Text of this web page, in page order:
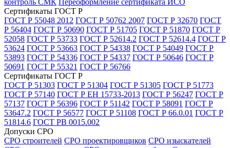
контроль СМК Переоформление сертификата ИСО
Сертификаты ГОСТ Р
ГОСТ Р 55048 2012 ГОСТ Р 50762 2007 ГОСТ Р 32670 ГОСТ
Р 56404 ГОСТ Р 50690 ГОСТ Р 51705 ГОСТ Р 51870 ГОСТ Р
52058 ГОСТ Р 53733 ГОСТ Р 52614.2 ГОСТ Р 52614.4 ГОСТ Р
53624 ГОСТ Р 53663 ГОСТ Р 54338 ГОСТ Р 54049 ГОСТ Р
53893 ГОСТ Р 54336 ГОСТ Р 54337 ГОСТ Р 50646 ГОСТ Р
50691 ГОСТ Р 55321 ГОСТ Р 56766
Сертификаты ГОСТ Р
ГОСТ Р 51303 ГОСТ Р 51304 ГОСТ Р 51305 ГОСТ Р 51773
ГОСТ Р 57140 ГОСТ Р ЕН 15733-2013 ГОСТ Р 56247 ГОСТ Р
57137 ГОСТ Р 56396 ГОСТ Р 51142 ГОСТ Р 58091 ГОСТ Р
53647.2 ГОСТ Р 56577 ГОСТ Р 51108 ГОСТ Р 66.0.01 ГОСТ Р
51814.6 ГОСТ РВ 0015.002
Допуски СРО
СРО строителей СРО проектировщиков СРО изыскателей